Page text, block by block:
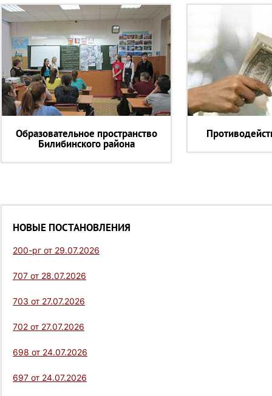
Образовательное пространство
Билибинского района
НОВЫЕ ПОСТАНОВЛЕНИЯ
200-рг от 29.07.2026
707 от 28.07.2026
703 от 27.07.2026
702 от 27.07.2026
698 от 24.07.2026
697 от 24.07.2026